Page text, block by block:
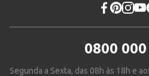
0800
Segunda a Sexta, das 08h às 18h e